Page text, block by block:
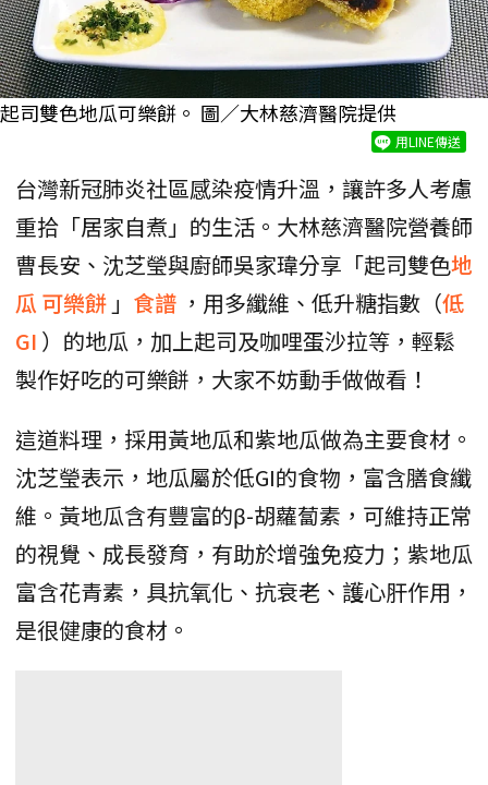
起司雙色地瓜可樂餅。 圖／大林慈濟醫院提供
用LINE傳送
台灣新冠肺炎社區感染疫情升溫，讓許多人考慮
重拾「居家自煮」的生活。大林慈濟醫院營養師
曹長安、沈芝瑩與廚師吳家瑋分享「起司雙色地
瓜 可樂餅 」 食譜 ，用多纖維、低升糖指數（低
GI ）的地瓜，加上起司及咖哩蛋沙拉等，輕鬆
製作好吃的可樂餅，大家不妨動手做做看！
這道料理，採用黃地瓜和紫地瓜做為主要食材。
沈芝瑩表示，地瓜屬於低GI的食物，富含膳食纖
維。黃地瓜含有豐富的β-胡蘿蔔素，可維持正常
的視覺、成長發育，有助於增強免疫力；紫地瓜
富含花青素，具抗氧化、抗衰老、護心肝作用，
是很健康的食材。